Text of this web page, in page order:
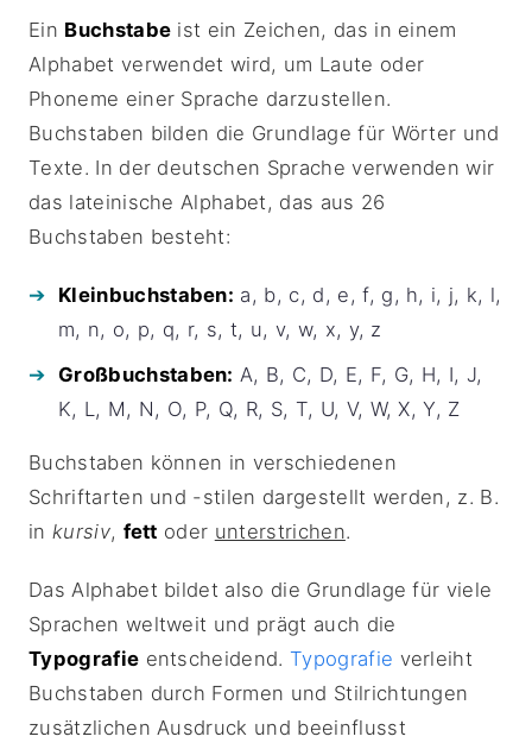
Ein Buchstabe ist ein Zeichen, das in einem
Alphabet verwendet wird, um Laute oder
Phoneme einer Sprache darzustellen.
Buchstaben bilden die Grundlage für Wörter und
Texte. In der deutschen Sprache verwenden wir
das lateinische Alphabet, das aus 26
Buchstaben besteht:
Kleinbuchstaben: a, b, c, d, e, f, g, h, i, j, k, l,
m, n, o, p, q, r, s, t, u, v, w, x, y, z
Großbuchstaben: A, B, C, D, E, F, G, H, I, J,
K, L, M, N, O, P, Q, R, S, T, U, V, W, X, Y, Z
Buchstaben können in verschiedenen
Schriftarten und -stilen dargestellt werden, z. B.
in kursiv, fett oder unterstrichen.
Das Alphabet bildet also die Grundlage für viele
Sprachen weltweit und prägt auch die
Typografie entscheidend.Typografie verleiht
Buchstaben durch Formen und Stilrichtungen
zusätzlichen Ausdruck und beeinflusst